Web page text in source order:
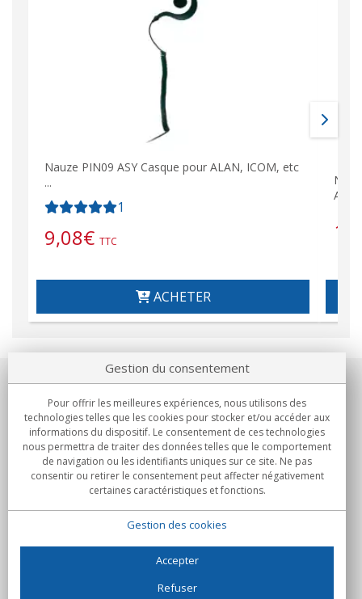
Nauze PIN09 ASY Casque pour ALAN, ICOM, etc
...
1
9,08€ TTC
ACHETER
Notre société
Engagements
Achats
Gestion du consentement
Pour offrir les meilleures expériences, nous utilisons des
technologies telles que les cookies pour stocker et/ou accéder aux
informations du dispositif. Le consentement de ces technologies
nous permettra de traiter des données telles que le comportement
de navigation ou les identifiants uniques sur ce site. Ne pas
consentir ou retirer le consentement peut affecter négativement
certaines caractéristiques et fonctions.
Gestion des cookies
Accepter
Refuser